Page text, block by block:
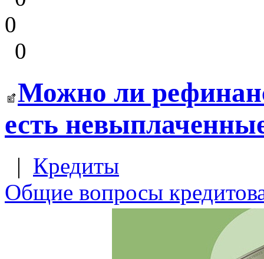
0
0
Можно ли
есть
| Кредиты
Общие вопросы